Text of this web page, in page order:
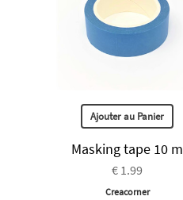
Ajouter au Panier
Masking tape 10 m
€ 1.99
Creacorner